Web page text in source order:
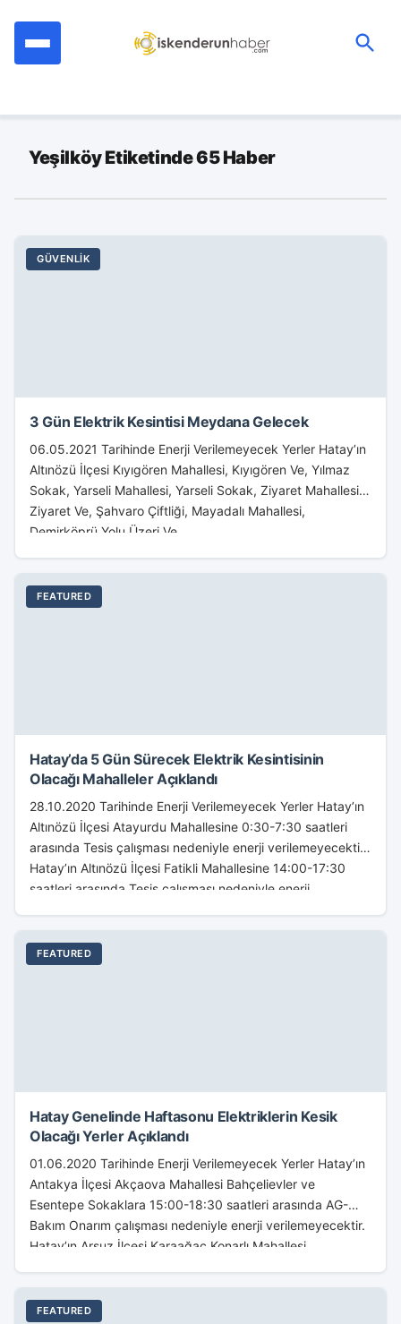
Yeşilköy Etiketinde 65 Haber
GÜVENLIK
3 Gün Elektrik Kesintisi Meydana Gelecek
06.05.2021 Tarihinde Enerji Verilemeyecek Yerler Hatay’ın
Altınözü İlçesi Kıyıgören Mahallesi, Kıyıgören Ve, Yılmaz
Sokak, Yarseli Mahallesi, Yarseli Sokak, Ziyaret Mahallesi,
Ziyaret Ve, Şahvaro Çiftliği, Mayadalı Mahallesi,
Demirköprü Yolu Üzeri Ve,...
FEATURED
Hatay’da 5 Gün Sürecek Elektrik Kesintisinin
Olacağı Mahalleler Açıklandı
28.10.2020 Tarihinde Enerji Verilemeyecek Yerler Hatay’ın
Altınözü İlçesi Atayurdu Mahallesine 0:30-7:30 saatleri
arasında Tesis çalışması nedeniyle enerji verilemeyecektir.
Hatay’ın Altınözü İlçesi Fatikli Mahallesine 14:00-17:30
saatleri arasında Tesis çalışması nedeniyle enerji...
FEATURED
Hatay Genelinde Haftasonu Elektriklerin Kesik
Olacağı Yerler Açıklandı
01.06.2020 Tarihinde Enerji Verilemeyecek Yerler Hatay’ın
Antakya İlçesi Akçaova Mahallesi Bahçelievler ve
Esentepe Sokaklara 15:00-18:30 saatleri arasında AG-
Bakım Onarım çalışması nedeniyle enerji verilemeyecektir.
Hatay’ın Arsuz İlçesi Karaağaç Konarlı Mahallesi
FEATURED